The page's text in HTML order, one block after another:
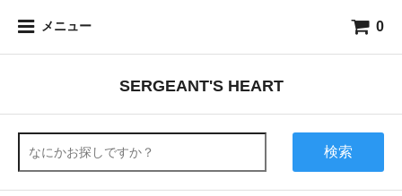
メニュー 0
SERGEANT'S HEART
検索